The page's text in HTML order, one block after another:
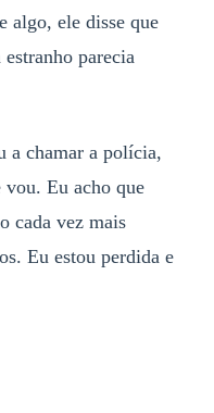
algo, ele disse que
parecia
a chamar a polícia,
vou. Eu acho que
cada vez mais
Eu estou perdida e